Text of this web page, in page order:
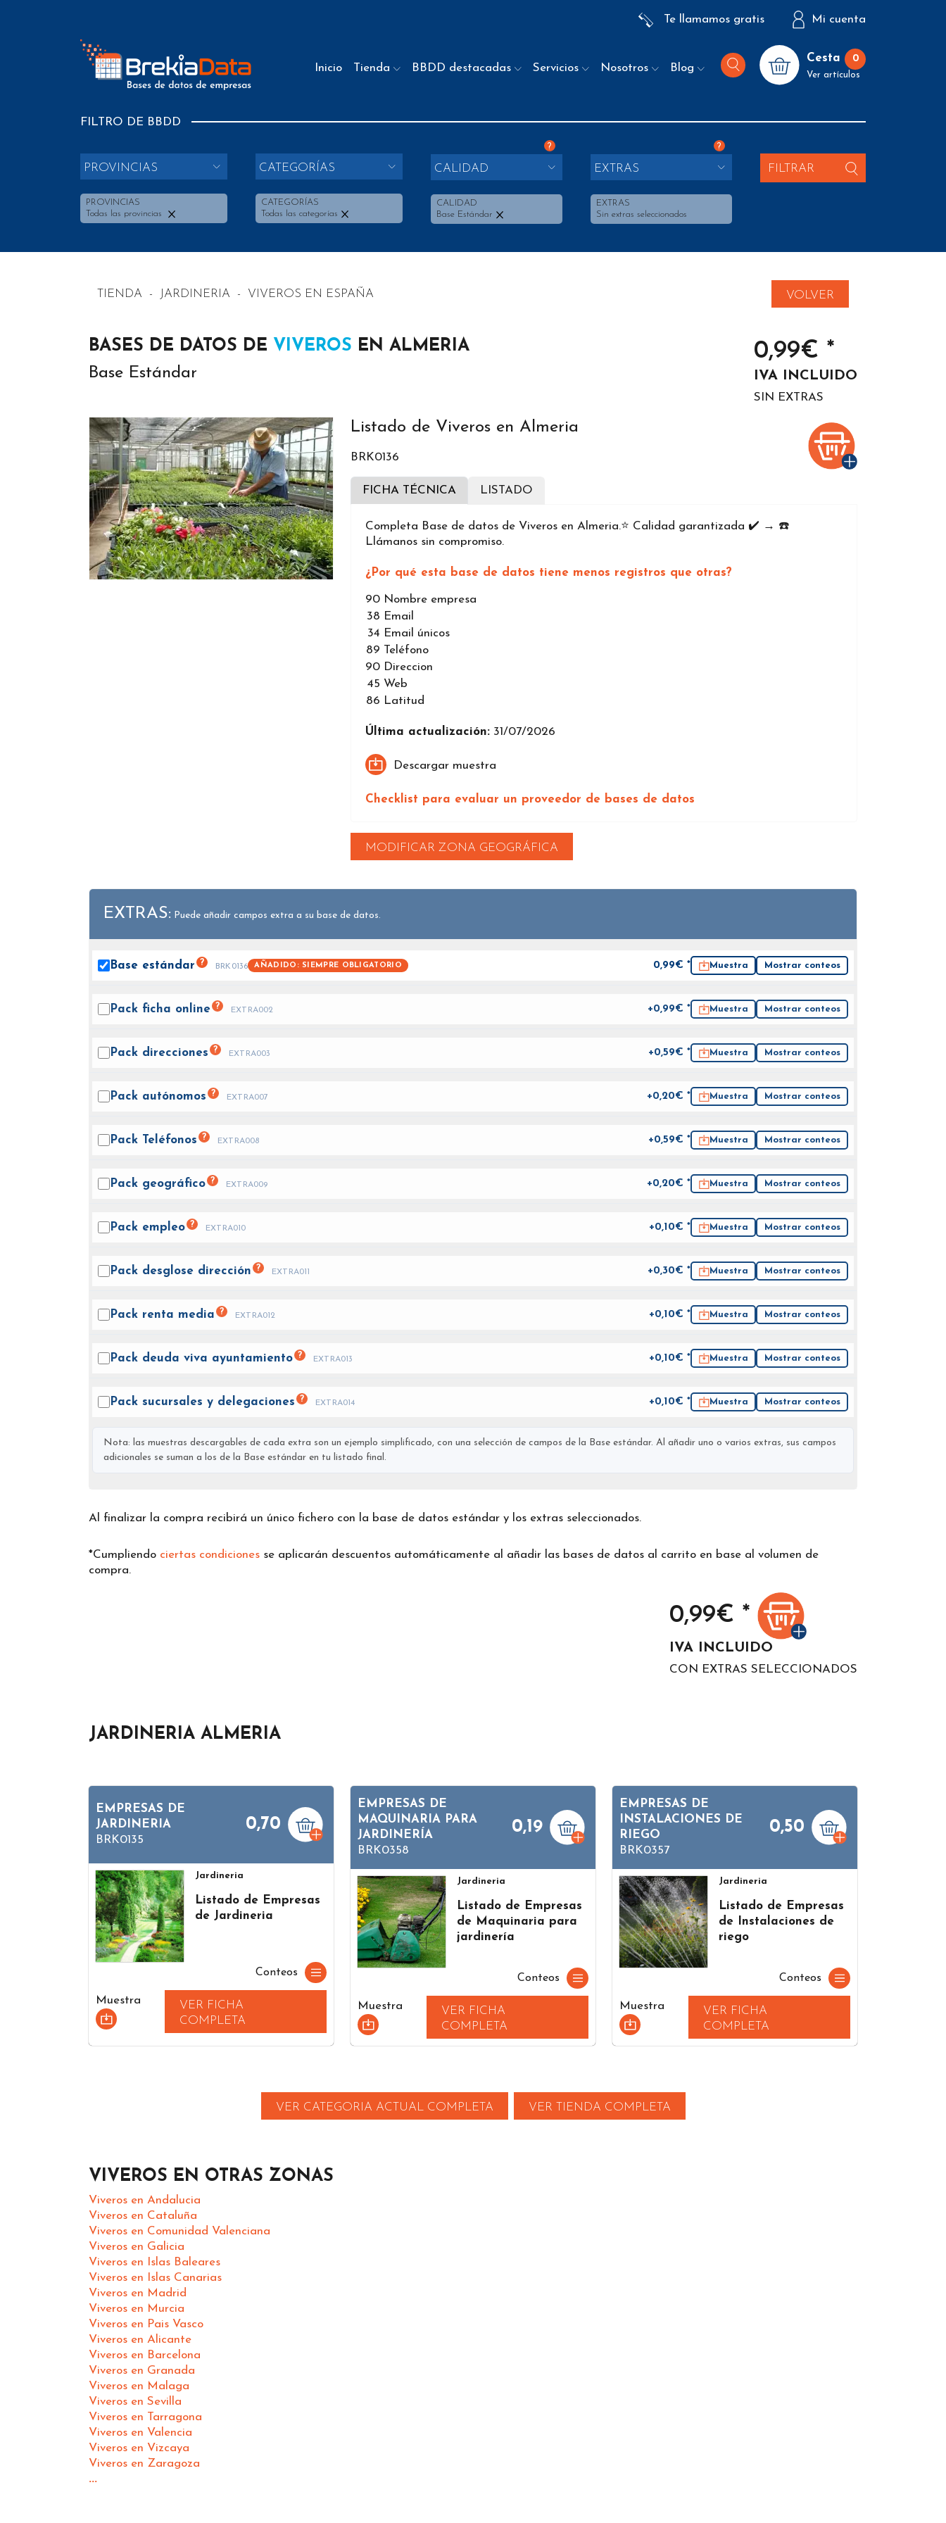
Te llamamos gratis Mi cuenta
Inicio Tienda BBDD destacadas Servicios Nosotros Blog
Cesta 0
Ver artículos
FILTRO DE BBDD
PROVINCIAS
PROVINCIAS
Todas las provincias
CATEGORÍAS
CATEGORÍAS
Todas las categorías
?
CALIDAD
CALIDAD
Base Estándar
?
EXTRAS
EXTRAS
Sin extras seleccionados
FILTRAR
TIENDA - JARDINERIA - VIVEROS EN ESPAÑA VOLVER
BASES DE DATOS DE VIVEROS EN ALMERIA
Base Estándar
0,99€ *
IVA INCLUIDO
SIN EXTRAS
Listado de Viveros en Almeria
BRK0136
FICHA TÉCNICA LISTADO
Completa Base de datos de Viveros en Almeria.⭐️ Calidad garantizada ✔️ → ☎️
Llámanos sin compromiso.
¿Por qué esta base de datos tiene menos registros que otras?
90 Nombre empresa
38 Email
34 Email únicos
89 Teléfono
90 Direccion
45 Web
86 Latitud
Última actualización: 31/07/2026
Descargar muestra
Checklist para evaluar un proveedor de bases de datos
MODIFICAR ZONA GEOGRÁFICA
EXTRAS: Puede añadir campos extra a su base de datos.
Base estándar ? BRK0136 AÑADIDO: SIEMPRE OBLIGATORIO 0,99€ * Muestra Mostrar conteos
Pack ficha online ? EXTRA002 +0,99€ * Muestra Mostrar conteos
Pack direcciones ? EXTRA003 +0,59€ * Muestra Mostrar conteos
Pack autónomos ? EXTRA007 +0,20€ * Muestra Mostrar conteos
Pack Teléfonos ? EXTRA008 +0,59€ * Muestra Mostrar conteos
Pack geográfico ? EXTRA009 +0,20€ * Muestra Mostrar conteos
Pack empleo ? EXTRA010 +0,10€ * Muestra Mostrar conteos
Pack desglose dirección ? EXTRA011 +0,30€ * Muestra Mostrar conteos
Pack renta media ? EXTRA012 +0,10€ * Muestra Mostrar conteos
Pack deuda viva ayuntamiento ? EXTRA013 +0,10€ * Muestra Mostrar conteos
Pack sucursales y delegaciones ? EXTRA014 +0,10€ * Muestra Mostrar conteos
Nota: las muestras descargables de cada extra son un ejemplo simplificado, con una selección de campos de la Base estándar. Al añadir uno o varios extras, sus campos
adicionales se suman a los de la Base estándar en tu listado final.
Al finalizar la compra recibirá un único fichero con la base de datos estándar y los extras seleccionados.
*Cumpliendo ciertas condiciones se aplicarán descuentos automáticamente al añadir las bases de datos al carrito en base al volumen de
compra.
0,99€ *
IVA INCLUIDO
CON EXTRAS SELECCIONADOS
JARDINERIA ALMERIA
EMPRESAS DE
JARDINERIA
BRK0135
0,70
Jardineria
Listado de Empresas
de Jardineria
Conteos
Muestra
VER FICHA
COMPLETA
EMPRESAS DE
MAQUINARIA PARA
JARDINERÍA
BRK0358
0,19
Jardineria
Listado de Empresas
de Maquinaria para
jardinería
Conteos
Muestra
VER FICHA
COMPLETA
EMPRESAS DE
INSTALACIONES DE
RIEGO
BRK0357
0,50
Jardineria
Listado de Empresas
de Instalaciones de
riego
Conteos
Muestra
VER FICHA
COMPLETA
VER CATEGORIA ACTUAL COMPLETA VER TIENDA COMPLETA
VIVEROS EN OTRAS ZONAS
Viveros en Andalucia
Viveros en Cataluña
Viveros en Comunidad Valenciana
Viveros en Galicia
Viveros en Islas Baleares
Viveros en Islas Canarias
Viveros en Madrid
Viveros en Murcia
Viveros en Pais Vasco
Viveros en Alicante
Viveros en Barcelona
Viveros en Granada
Viveros en Malaga
Viveros en Sevilla
Viveros en Tarragona
Viveros en Valencia
Viveros en Vizcaya
Viveros en Zaragoza
...